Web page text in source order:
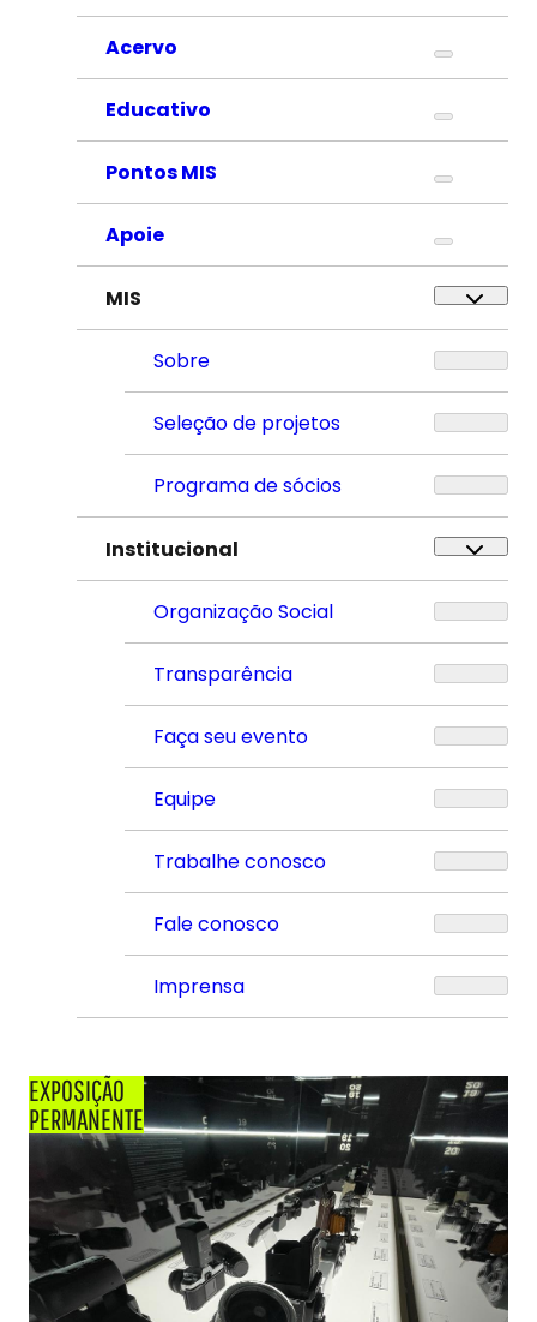
Acervo
Educativo
Pontos MIS
Apoie
MIS
Sobre
Seleção de projetos
Programa de sócios
Institucional
Organização Social
Transparência
Faça seu evento
Equipe
Trabalhe conosco
Fale conosco
Imprensa
EXPOSIÇÃO
PERMANENTE